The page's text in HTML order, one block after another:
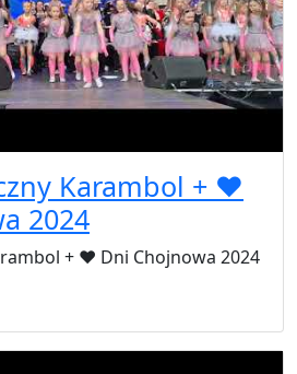
Karambol + ❤️
2024
+ ❤️ Dni Chojnowa 2024